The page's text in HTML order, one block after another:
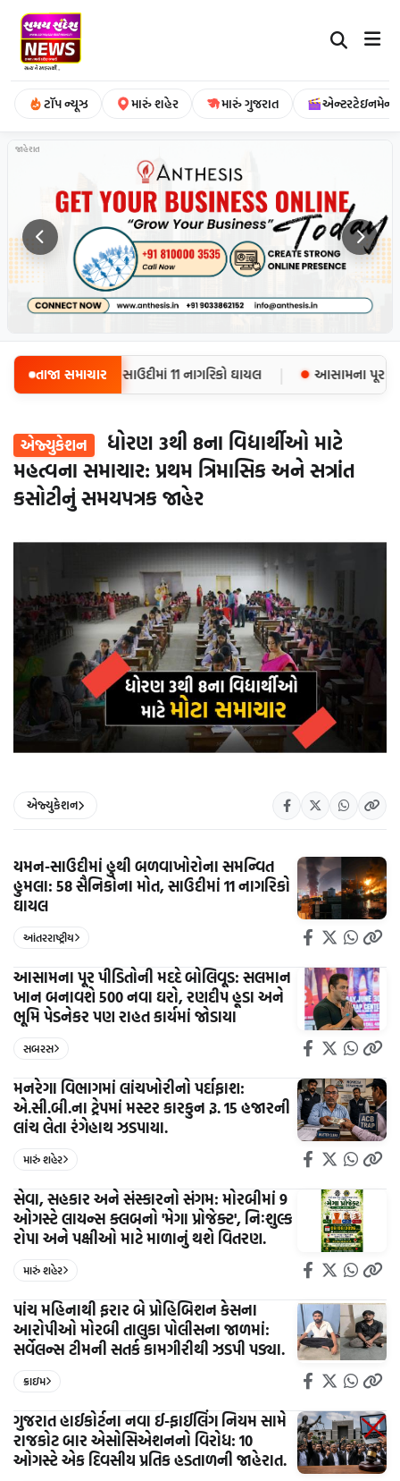
ટૉપ ન્યૂઝ મારું શહેર મારું ગુજરાત એન્ટરટેઇનમેન્ટ
જાહેરાત
તાજા સમાચાર
મોત, સાઉદીમાં 11 નાગરિકો ઘાયલ | આસામના પૂર
એજ્યુકેશન
ધોરણ 3થી 8ના વિદ્યાર્થીઓ માટે
મહત્વના સમાચાર: પ્રથમ ત્રિમાસિક અને સત્રાંત
કસોટીનું સમયપત્રક જાહેર
એજ્યુકેશન
યમન-સાઉદીમાં હુથી બળવાખોરોના સમન્વિત
હુમલા: 58 સૈનિકોના મોત, સાઉદીમાં 11 નાગરિકો
ઘાયલ
આંતરરાષ્ટ્રીય
આસામના પૂર પીડિતોની મદદે બોલિવૂડ: સલમાન
ખાન બનાવશે 500 નવા ઘરો, રણદીપ હૂડા અને
ભૂમિ પેડનેકર પણ રાહત કાર્યમાં જોડાયા
સબરસ
મનરેગા વિભાગમાં લાંચખોરીનો પર્દાફાશ:
એ.સી.બી.ના ટ્રેપમાં મસ્ટર કારકુન રૂ. 15 હજારની
લાંચ લેતા રંગેહાથ ઝડપાયા.
મારું શહેર
સેવા, સહકાર અને સંસ્કારનો સંગમ: મોરબીમાં 9
ઓગસ્ટે લાયન્સ ક્લબનો 'મેગા પ્રોજેક્ટ', નિઃશુલ્ક
રોપા અને પક્ષીઓ માટે માળાનું થશે વિતરણ.
મારું શહેર
પાંચ મહિનાથી ફરાર બે પ્રોહિબિશન કેસના
આરોપીઓ મોરબી તાલુકા પોલીસના જાળમાં:
સર્વેલન્સ ટીમની સતર્ક કામગીરીથી ઝડપી પડ્યા.
ક્રાઇમ
ગુજરાત હાઈકોર્ટના નવા ઈ-ફાઈલિંગ નિયમ સામે
રાજકોટ બાર એસોસિએશનનો વિરોધ: 10
ઓગસ્ટે એક દિવસીય પ્રતિક હડતાળની જાહેરાત.